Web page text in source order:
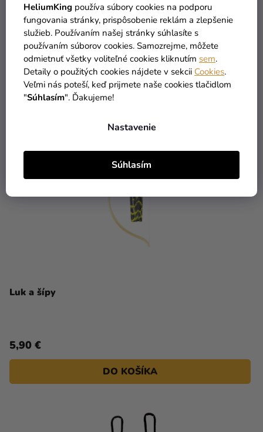
HeliumKing používa súbory cookies na podporu
fungovania stránky, prispôsobenie reklám a zlepšenie
služieb. Používaním našej stránky súhlasíte s
používaním súborov cookies. Samozrejme, môžete
odmietnuť všetky voliteľné cookies kliknutím sem.
Detaily o použitých cookies nájdete v sekcii Cookies.
Veľmi nás poteší, keď prijmete naše cookies tlačidlom
"Súhlasím". Ďakujeme!
Nastavenie
Súhlasím
6,90 €
DO KOŠÍKA
Luk a šípy
5,90 €
DO KOŠÍKA